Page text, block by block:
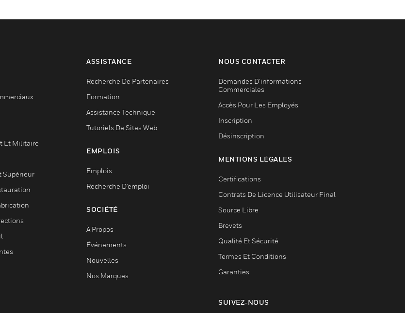
Et Militaire
Supérieur
ASSISTANCE
Recherche De Partenaires
Formation
Assistance Technique
Tutoriels De Sites Web
EMPLOIS
Emplois
Recherche D'emploi
SOCIÉTÉ
À Propos
Événements
Nouvelles
Nos Marques
NOUS CONTACTER
Demandes D’informations
Commerciales
Accès Pour Les Employés
Inscription
Désinscription
MENTIONS LÉGALES
Certifications
Contrats De Licence Utilisateur Final
Source Libre
Brevets
Qualité Et Sécurité
Termes Et Conditions
Garanties
SUIVEZ-NOUS